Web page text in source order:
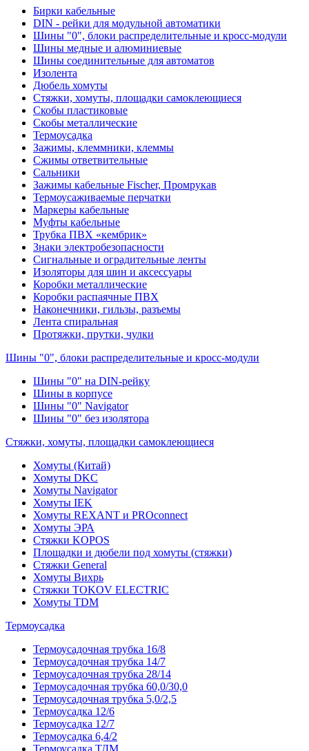
Бирки кабельные
DIN - рейки для модульной автоматики
Шины "0", блоки распределительные и кросс-модули
Шины медные и алюминиевые
Шины соединительные для автоматов
Изолента
Дюбель хомуты
Стяжки, хомуты, площадки самоклеющиеся
Скобы пластиковые
Скобы металлические
Термоусадка
Зажимы, клеммники, клеммы
Сжимы ответвительные
Сальники
Зажимы кабельные Fischer, Промрукав
Термоусаживаемые перчатки
Маркеры кабельные
Муфты кабельные
Трубка ПВХ «кембрик»
Знаки электробезопасности
Сигнальные и оградительные ленты
Изоляторы для шин и аксессуары
Коробки металлические
Коробки распаячные ПВХ
Наконечники, гильзы, разъемы
Лента спиральная
Протяжки, прутки, чулки
Шины "0", блоки распределительные и кросс-модули
Шины "0" на DIN-рейку
Шины в корпусе
Шины "0" Navigator
Шины "0" без изолятора
Стяжки, хомуты, площадки самоклеющиеся
Хомуты (Китай)
Хомуты DKC
Хомуты Navigator
Хомуты IEK
Хомуты REXANT и PROconnect
Хомуты ЭРА
Стяжки KOPOS
Площадки и дюбели под хомуты (стяжки)
Стяжки General
Хомуты Вихрь
Стяжки TOKOV ELECTRIC
Хомуты TDM
Термоусадка
Термоусадочная трубка 16/8
Термоусадочная трубка 14/7
Термоусадочная трубка 28/14
Термоусадочная трубка 60,0/30,0
Термоусадочная трубка 5,0/2,5
Термоусадка 12/6
Термоусадка 12/7
Термоусадка 6,4/2
Термоусадка ТДМ